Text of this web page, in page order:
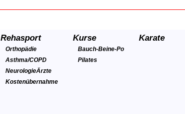
Rehasport
Orthopädie
Asthma/COPD
NeurologieÄrzte
Kostenübernahme
Kurse
Bauch-Beine-Po
Pilates
Karate